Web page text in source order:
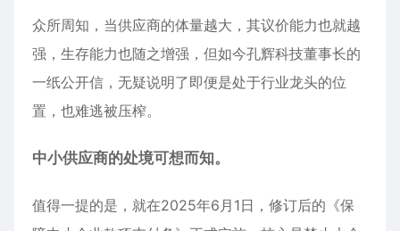
众所周知，当供应商的体量越大，其议价能力也就越
强，生存能力也随之增强，但如今孔辉科技董事长的
一纸公开信，无疑说明了即便是处于行业龙头的位
置，也难逃被压榨。
中小供应商的处境可想而知。
值得一提的是，就在2025年6月1日，修订后的《保